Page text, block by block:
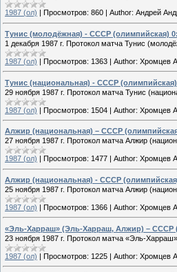
1987 (ол) Просмотров: 860 Author: Андрей
Тунис (молодёжная) - СССР (олимпийская)
1 декабря 1987 г. Протокол матча Тунис
1987 (ол) | Просмотров: 1363 | Author: Хромцев
Тунис (национальная) - СССР
29 ноября 1987 г. Протокол матча Тунис
1987 (ол) | Просмотров: 1504 | Author: Хромцев
Алжир (национальная) – СССР
27 ноября 1987 г. Протокол матча Алжир
1987 (ол) Просмотров: 1477 Author: Хромцев
Алжир (национальная) - СССР
25 ноября 1987 г. Протокол матча Алжир
1987 (ол) | Просмотров: 1366 | Author: Хромцев
«Эль-Харраш» (Эль-Харраш, Алжир) – СССР
23 ноября 1987 г. Протокол матча «Эль-
1987 (ол) | Просмотров: 1225 | Author: Хромцев